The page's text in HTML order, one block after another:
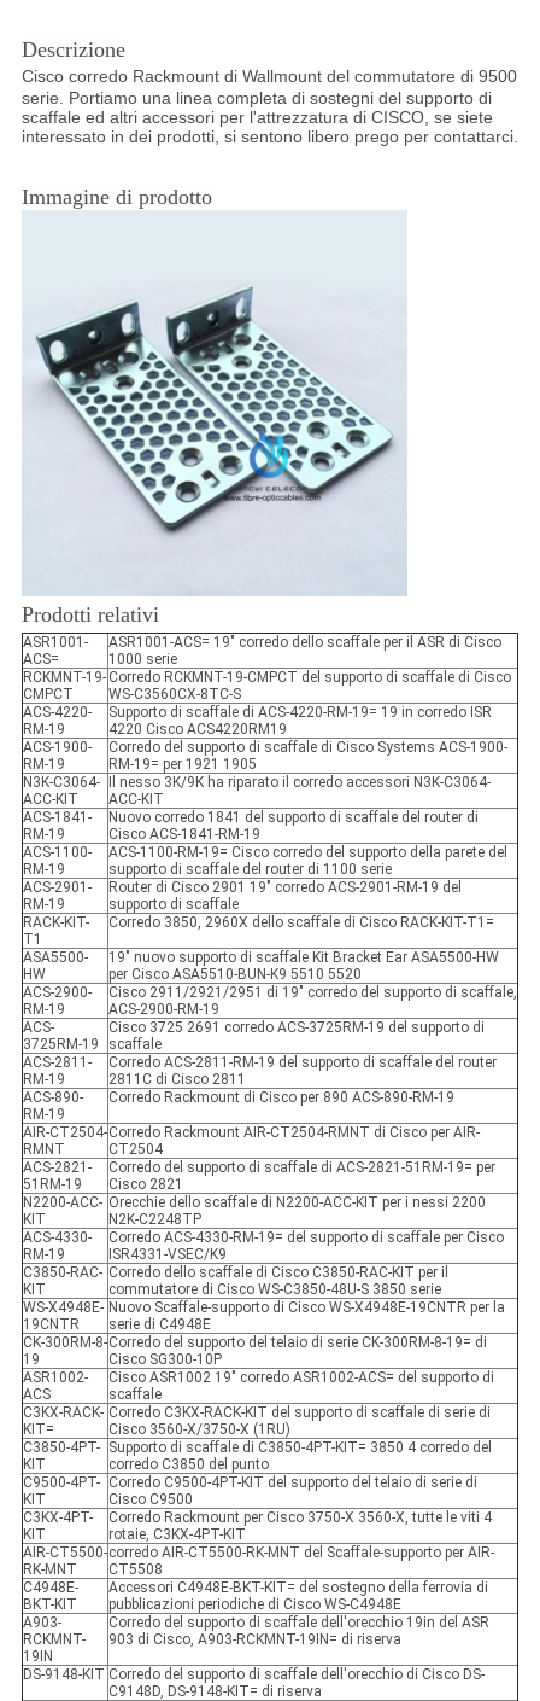
Descrizione
Cisco corredo Rackmount di Wallmount del commutatore di 9500
serie. Portiamo una linea completa di sostegni del supporto di
scaffale ed altri accessori per l'attrezzatura di CISCO, se siete
interessato in dei prodotti, si sentono libero prego per contattarci.
Immagine di prodotto
Prodotti relativi
ASR1001-
ACS=
ASR1001-ACS= 19" corredo dello scaffale per il ASR di Cisco
1000 serie
RCKMNT-19-
CMPCT
Corredo RCKMNT-19-CMPCT del supporto di scaffale di Cisco
WS-C3560CX-8TC-S
ACS-4220-
RM-19
Supporto di scaffale di ACS-4220-RM-19= 19 in corredo ISR
4220 Cisco ACS4220RM19
ACS-1900-
RM-19
Corredo del supporto di scaffale di Cisco Systems ACS-1900-
RM-19= per 1921 1905
N3K-C3064-
ACC-KIT
Il nesso 3K/9K ha riparato il corredo accessori N3K-C3064-
ACC-KIT
ACS-1841-
RM-19
Nuovo corredo 1841 del supporto di scaffale del router di
Cisco ACS-1841-RM-19
ACS-1100-
RM-19
ACS-1100-RM-19= Cisco corredo del supporto della parete del
supporto di scaffale del router di 1100 serie
ACS-2901-
RM-19
Router di Cisco 2901 19" corredo ACS-2901-RM-19 del
supporto di scaffale
RACK-KIT-
T1
Corredo 3850, 2960X dello scaffale di Cisco RACK-KIT-T1=
ASA5500-
HW
19" nuovo supporto di scaffale Kit Bracket Ear ASA5500-HW
per Cisco ASA5510-BUN-K9 5510 5520
ACS-2900-
RM-19
Cisco 2911/2921/2951 di 19" corredo del supporto di scaffale,
ACS-2900-RM-19
ACS-
3725RM-19
Cisco 3725 2691 corredo ACS-3725RM-19 del supporto di
scaffale
ACS-2811-
RM-19
Corredo ACS-2811-RM-19 del supporto di scaffale del router
2811C di Cisco 2811
ACS-890-
RM-19
Corredo Rackmount di Cisco per 890 ACS-890-RM-19
AIR-CT2504-
RMNT
Corredo Rackmount AIR-CT2504-RMNT di Cisco per AIR-
CT2504
ACS-2821-
51RM-19
Corredo del supporto di scaffale di ACS-2821-51RM-19= per
Cisco 2821
N2200-ACC-
KIT
Orecchie dello scaffale di N2200-ACC-KIT per i nessi 2200
N2K-C2248TP
ACS-4330-
RM-19
Corredo ACS-4330-RM-19= del supporto di scaffale per Cisco
ISR4331-VSEC/K9
C3850-RAC-
KIT
Corredo dello scaffale di Cisco C3850-RAC-KIT per il
commutatore di Cisco WS-C3850-48U-S 3850 serie
WS-X4948E-
19CNTR
Nuovo Scaffale-supporto di Cisco WS-X4948E-19CNTR per la
serie di C4948E
CK-300RM-8-
19
Corredo del supporto del telaio di serie CK-300RM-8-19= di
Cisco SG300-10P
ASR1002-
ACS
Cisco ASR1002 19" corredo ASR1002-ACS= del supporto di
scaffale
C3KX-RACK-
KIT=
Corredo C3KX-RACK-KIT del supporto di scaffale di serie di
Cisco 3560-X/3750-X (1RU)
C3850-4PT-
KIT
Supporto di scaffale di C3850-4PT-KIT= 3850 4 corredo del
corredo C3850 del punto
C9500-4PT-
KIT
Corredo C9500-4PT-KIT del supporto del telaio di serie di
Cisco C9500
C3KX-4PT-
KIT
Corredo Rackmount per Cisco 3750-X 3560-X, tutte le viti 4
rotaie, C3KX-4PT-KIT
AIR-CT5500-
RK-MNT
corredo AIR-CT5500-RK-MNT del Scaffale-supporto per AIR-
CT5508
C4948E-
BKT-KIT
Accessori C4948E-BKT-KIT= del sostegno della ferrovia di
pubblicazioni periodiche di Cisco WS-C4948E
A903-
RCKMNT-
19IN
Corredo del supporto di scaffale dell'orecchio 19in del ASR
903 di Cisco, A903-RCKMNT-19IN= di riserva
DS-9148-KIT Corredo del supporto di scaffale dell'orecchio di Cisco DS-
C9148D, DS-9148-KIT= di riserva